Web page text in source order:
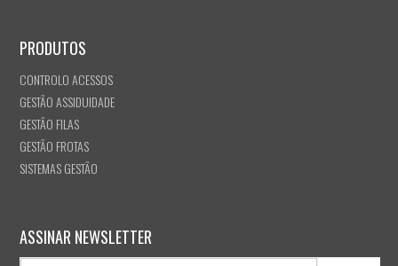
PRODUTOS
CONTROLO ACESSOS
GESTÃO ASSIDUIDADE
GESTÃO FILAS
GESTÃO FROTAS
SISTEMAS GESTÃO
ASSINAR NEWSLETTER